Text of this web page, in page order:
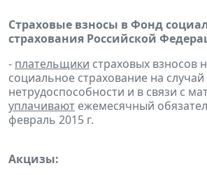
Страховые взносы в Фонд
страхования Российской
- плательщики страховых взносов
социальное страхование на
нетрудоспособности и в связи с
уплачивают ежемесячный
февраль 2015 г.
Акцизы: